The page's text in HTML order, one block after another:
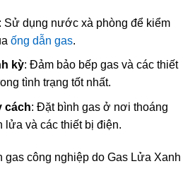
Sử dụng nước xà phòng để kiểm
ống dẫn gas.
kỳ: Đảm bảo bếp gas và các thiết
tình trạng tốt nhất.
cách: Đặt bình gas ở nơi thoáng
lửa và các thiết bị điện.